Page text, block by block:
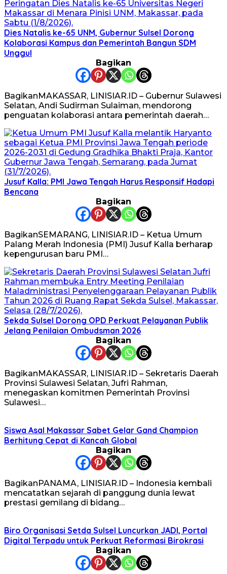
Dies Natalis ke-65 UNM, Gubernur Sulsel Dorong
Kolaborasi Kampus dan Pemerintah Bangun SDM
Unggul
Bagikan
BagikanMAKASSAR, LINISIAR.ID – Gubernur Sulawesi
Selatan, Andi Sudirman Sulaiman, mendorong
penguatan kolaborasi antara pemerintah daerah…
Jusuf Kalla: PMI Jawa Tengah Harus Responsif Hadapi
Bencana
Bagikan
BagikanSEMARANG, LINISIAR.ID – Ketua Umum
Palang Merah Indonesia (PMI) Jusuf Kalla berharap
kepengurusan baru PMI…
Sekda Sulsel Dorong OPD Perkuat Pelayanan Publik
Jelang Penilaian Ombudsman 2026
Bagikan
BagikanMAKASSAR, LINISIAR.ID – Sekretaris Daerah
Provinsi Sulawesi Selatan, Jufri Rahman,
menegaskan komitmen Pemerintah Provinsi
Sulawesi…
Siswa Asal Makassar Sabet Gelar Gand Champion
Berhitung Cepat di Kancah Global
Bagikan
BagikanPANAMA, LINISIAR.ID – Indonesia kembali
mencatatkan sejarah di panggung dunia lewat
prestasi gemilang di bidang…
Biro Organisasi Setda Sulsel Luncurkan JADI, Portal
Digital Terpadu untuk Perkuat Reformasi Birokrasi
Bagikan